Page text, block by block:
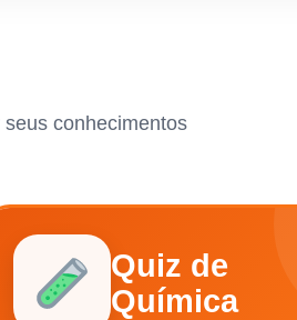
conhecimentos
Quiz de
Química